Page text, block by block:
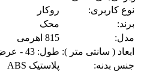
نوع کاربری:
روکار
برند:
محک
مدل:
815 اهرمی
ابعاد ( سانتی متر ): طول: 43 - عرض: 18 - ارتفاع: 32 (سانتی‌متر)
جنس بدنه:
پلاستیک ABS